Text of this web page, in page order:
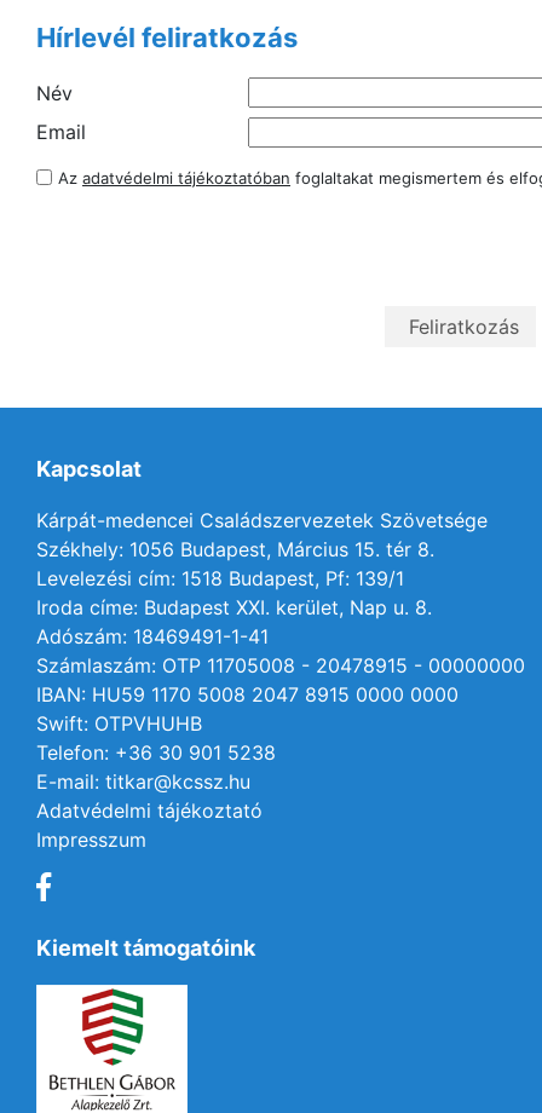
Hírlevél feliratkozás
Név
Email
Az adatvédelmi tájékoztatóban foglaltakat megismertem és
Kapcsolat
Kárpát-medencei Családszervezetek Szövetsége
Székhely: 1056 Budapest, Március 15. tér 8.
Levelezési cím: 1518 Budapest, Pf: 139/1
Iroda címe: Budapest XXI. kerület, Nap u. 8.
Adószám: 18469491-1-41
Számlaszám: OTP 11705008 - 20478915 - 00000000
IBAN: HU59 1170 5008 2047 8915 0000 0000
Swift: OTPVHUHB
Telefon: +36 30 901 5238
E-mail: titkar@kcssz.hu
Adatvédelmi tájékoztató
Impresszum
Kiemelt támogatóink